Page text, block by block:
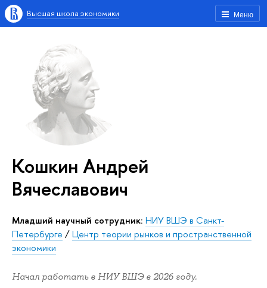
Меню
Высшая школа экономики
Кошкин Андрей
Вячеславович
Младший научный сотрудник: НИУ ВШЭ в Санкт-
Петербурге /Центр теории рынков и пространственной
экономики
Начал работать в НИУ ВШЭ в 2026 году.